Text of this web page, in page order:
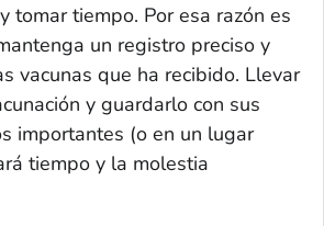
tomar tiempo. Por esa razón es
un registro preciso y
vacunas que ha recibido. Llevar
y guardarlo con sus
importantes (o en un lugar
tiempo y la molestia